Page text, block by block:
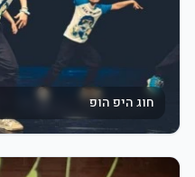
חוג היפ הופ